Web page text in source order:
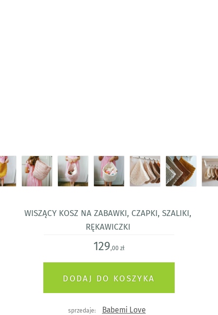
Wiszący kosz na zabawki, czapki, szaliki,
rękawiczki
129,00 zł
sprzedaje: Babemi Love